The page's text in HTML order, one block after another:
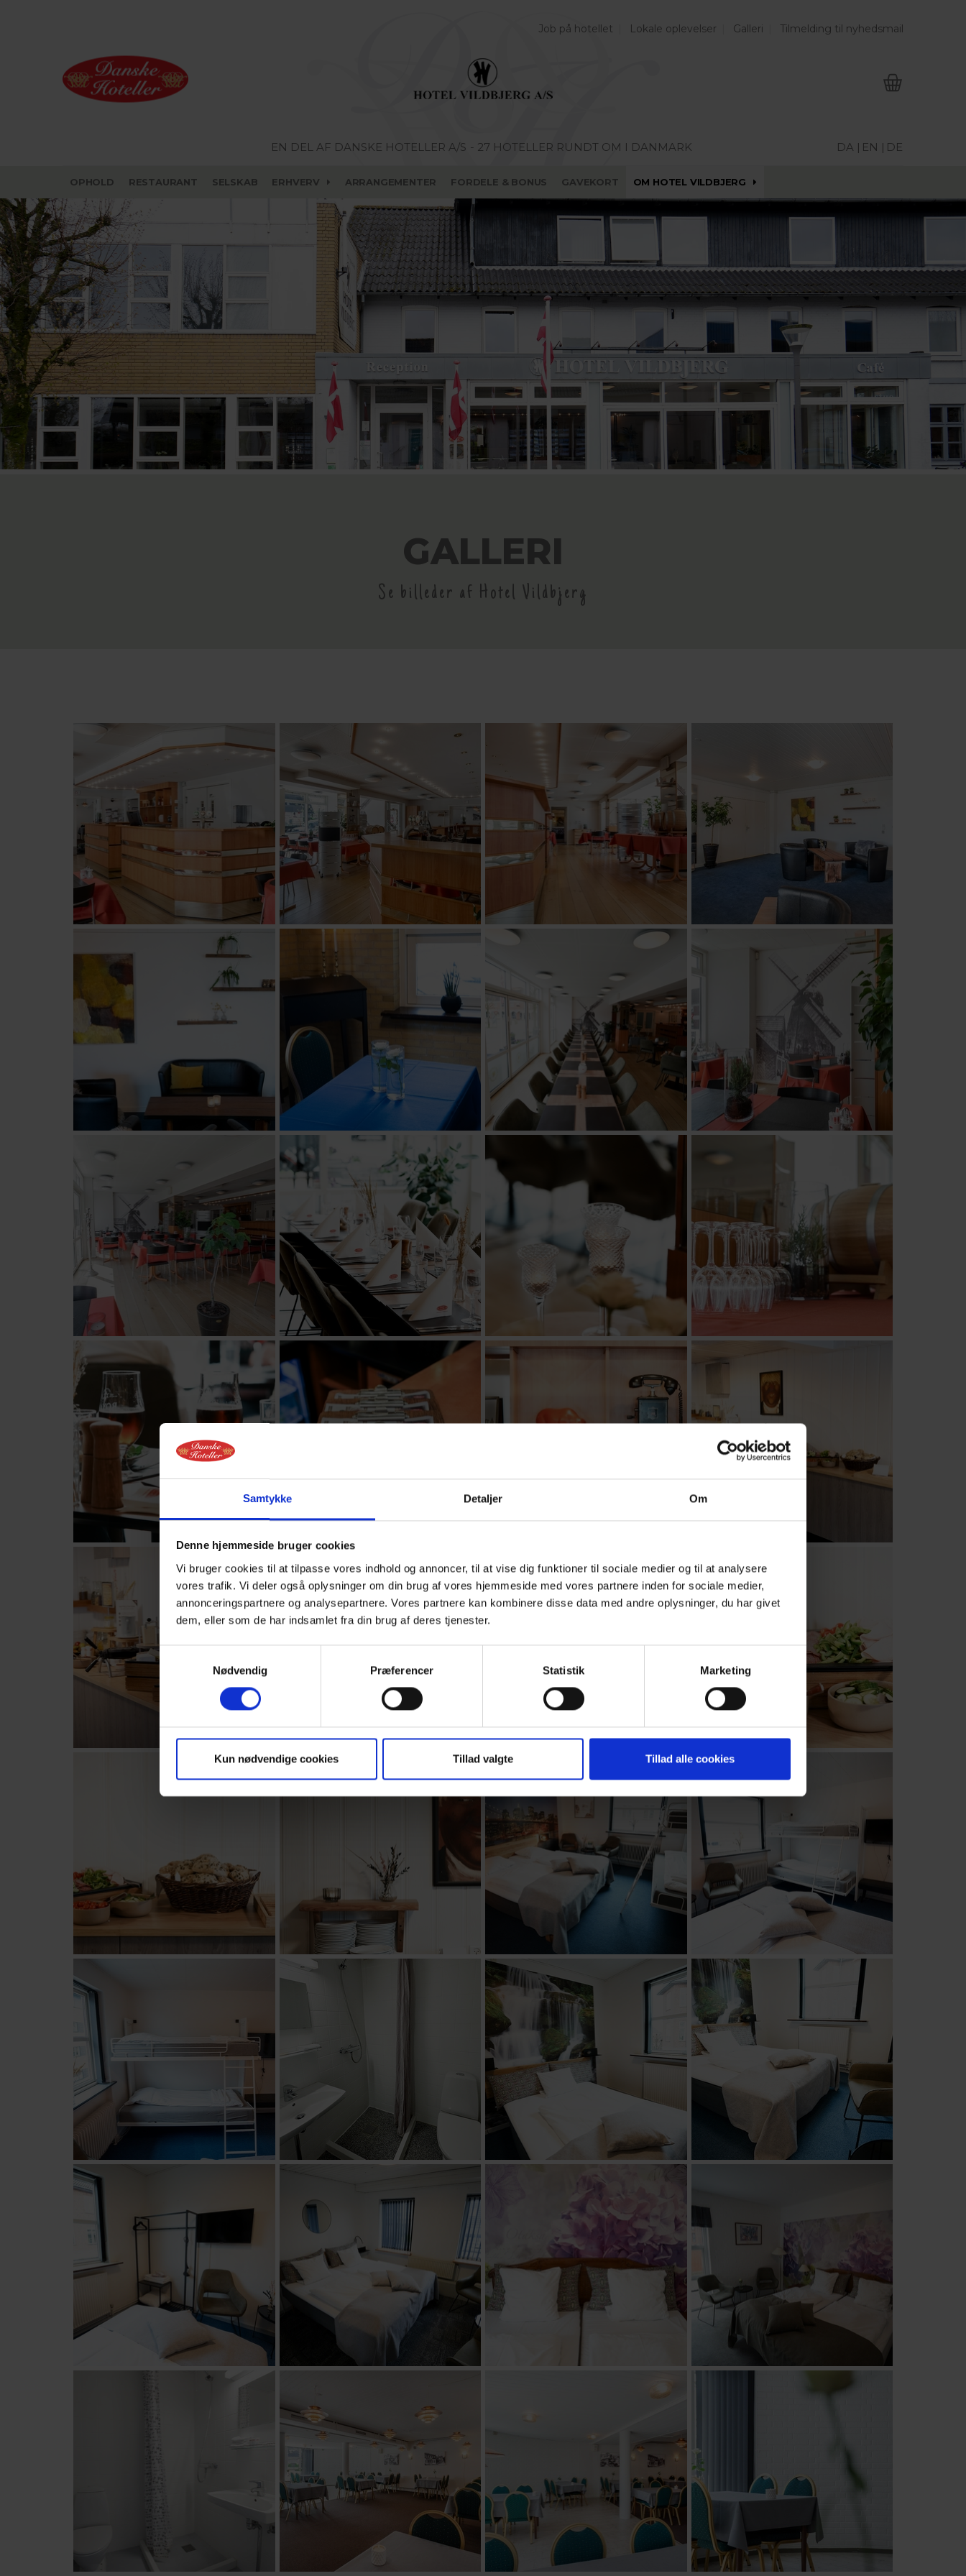
Samtykke Detaljer Om
Denne hjemmeside bruger cookies
Vi bruger cookies til at tilpasse vores indhold og annoncer, til at vise dig funktioner til sociale medier og til at analysere
vores trafik. Vi deler også oplysninger om din brug af vores hjemmeside med vores partnere inden for sociale medier,
annonceringspartnere og analysepartnere. Vores partnere kan kombinere disse data med andre oplysninger, du har givet
dem, eller som de har indsamlet fra din brug af deres tjenester.
Samtykkevalg
Nødvendig
Præferencer Statistik Marketing
Kun nødvendige cookies Tillad valgte Tillad alle cookies
Job på hotellet Lokale oplevelser Galleri Tilmelding til nyhedsmail
EN DEL AF DANSKE HOTELLER A/S - 27 HOTELLER RUNDT OM I DANMARK DA | EN | DE
OPHOLD RESTAURANT SELSKAB ERHVERV ARRANGEMENTER FORDELE & BONUS GAVEKORT OM HOTEL VILDBJERG
GALLERI
Se billeder af Hotel Vildbjerg